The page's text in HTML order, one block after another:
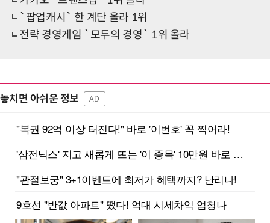
`팝업캐시` 한 계단 올라 1위
전략 경영게임 `모두의 경영` 1위 올라
놓치면 아쉬운 정보 AD